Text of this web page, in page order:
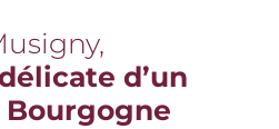
d’un